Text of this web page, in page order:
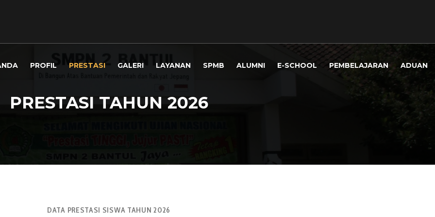
PROFIL PRESTASI GALERI LAYANAN SPMB ALUMNI E-SCHOOL PEMBELAJARAN ADUAN
PRESTASI TAHUN 2026
DATA PRESTASI SISWA TAHUN 2026